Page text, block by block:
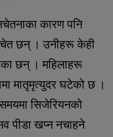
कारण पनि
छन् । उनीहरू केही
छन् । महिलाहरू
मातृमृत्युदर घटेको छ ।
सिजेरियनको
पीडा खप्न नचाहने